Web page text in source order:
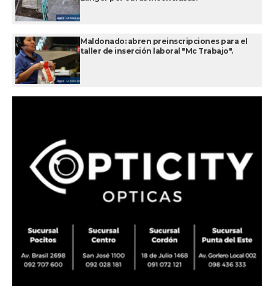
Maldonado: abren preinscripciones para el
taller de inserción laboral "Mc Trabajo".